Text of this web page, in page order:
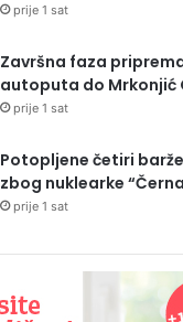
prije 1 sat
Završna faza
autoputa do Mrkonjić
prije 1 sat
Potopljene četiri
zbog nuklearke
prije 1 sat